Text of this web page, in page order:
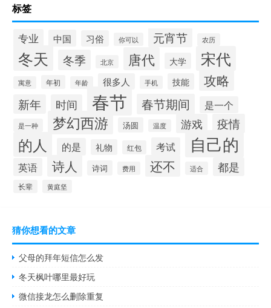
标签
专业 中国 习俗 你可以 元宵节 农历
冬天 冬季 北京 唐代 大学 宋代
寓意 年初 年龄 很多人 手机 技能 攻略
新年 时间 春节 春节期间 是一个
是一种 梦幻西游 汤圆 温度 游戏 疫情
的人 的是 礼物 红包 考试 自己的
英语 诗人 诗词 费用 还不 适合 都是
长辈 黄庭坚
猜你想看的文章
父母的拜年短信怎么发
冬天枫叶哪里最好玩
微信接龙怎么删除重复